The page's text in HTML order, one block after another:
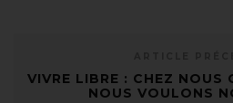
VIVRE LIBRE : CHEZ NOUS
NOUS VOULONS